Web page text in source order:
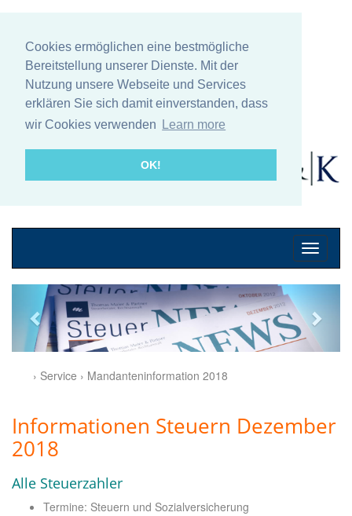
Cookies ermöglichen eine bestmögliche
Bereitstellung unserer Dienste. Mit der
Nutzung unsere Webseite und Services
erklären Sie sich damit einverstanden, dass
wir Cookies verwenden
Learn more
OK!
Mobile
› Service › Mandanteninformation 2018
Informationen Steuern Dezember
2018
Alle Steuerzahler
Termine: Steuern und Sozialversicherung